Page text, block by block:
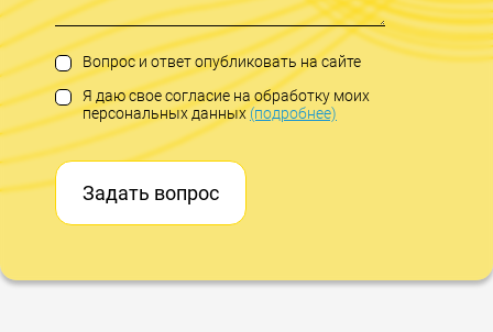
Вопрос и ответ опубликовать на сайте
Я даю свое согласие на обработку моих
персональных данных(подробнее)
Задать вопрос